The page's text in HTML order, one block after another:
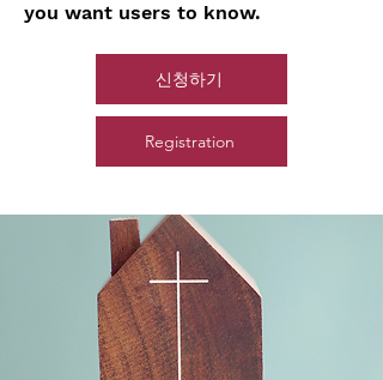
you want users to know.
신청하기
Registration